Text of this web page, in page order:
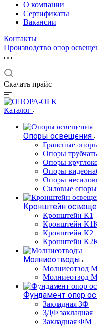
О компании
Сертификаты
Вакансии
Контакты
Производство опор
Скачать прайс
Каталог
Опоры освещения
Граненые
Опоры
Опоры
Опоры
Опоры
Силовые опоры
Кронштейн
Кронштейн К1
Кронштейн
Кронштейн К2
Кронштейн
Молниеотводы
Молниеотвод
Молниеотвод
Фундамент опор
Закладная ЗФ
ЗДФ закладная
Закладная ФМ